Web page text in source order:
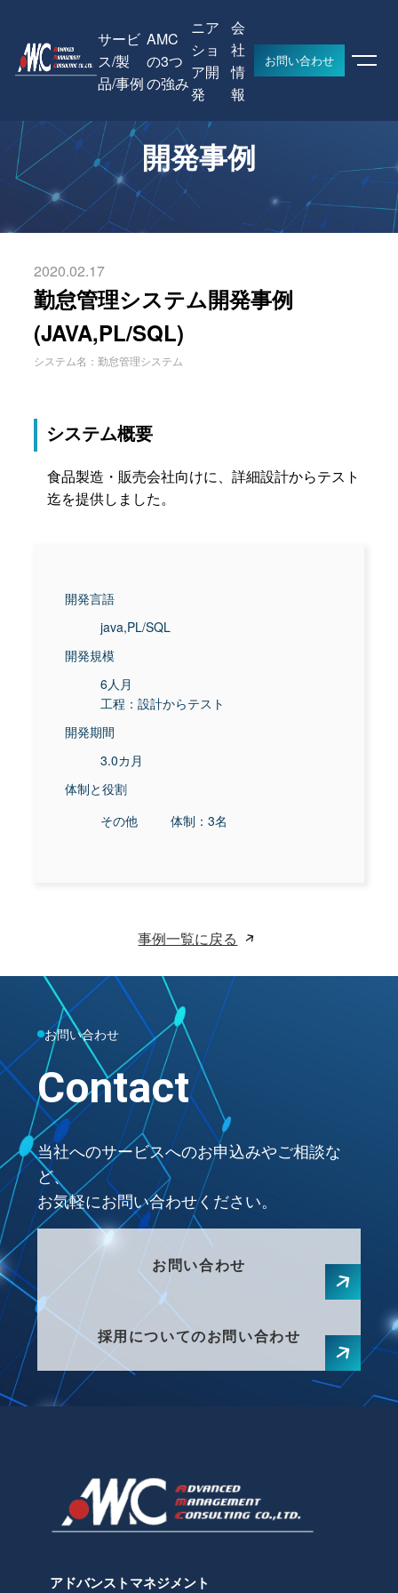
サービ
ス/製
品/事例
AMC
の3つ
の強み
ニア
ショ
ア開
発
会
社
情
報
お問い合わせ
開発事例 勤怠管理システム開発事例(JAVA,PL/SQL)
開発事例
2020.02.17
勤怠管理システム開発事例
(JAVA,PL/SQL)
システム名：勤怠管理システム
システム概要
食品製造・販売会社向けに、詳細設計からテスト
迄を提供しました。
開発言語
java,PL/SQL
開発規模
6人月
工程：設計からテスト
開発期間
3.0カ月
体制と役割
その他
体制：3名
事例一覧に戻る
お問い合わせ
Contact
当社へのサービスへのお申込みやご相談な
ど、
お気軽にお問い合わせください。
お問い合わせ
採用についてのお問い合わせ
アドバンストマネジメント